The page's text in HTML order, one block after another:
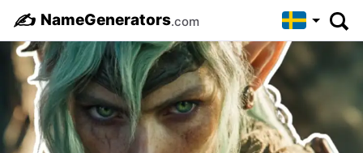
✍️ NameGenerators.com